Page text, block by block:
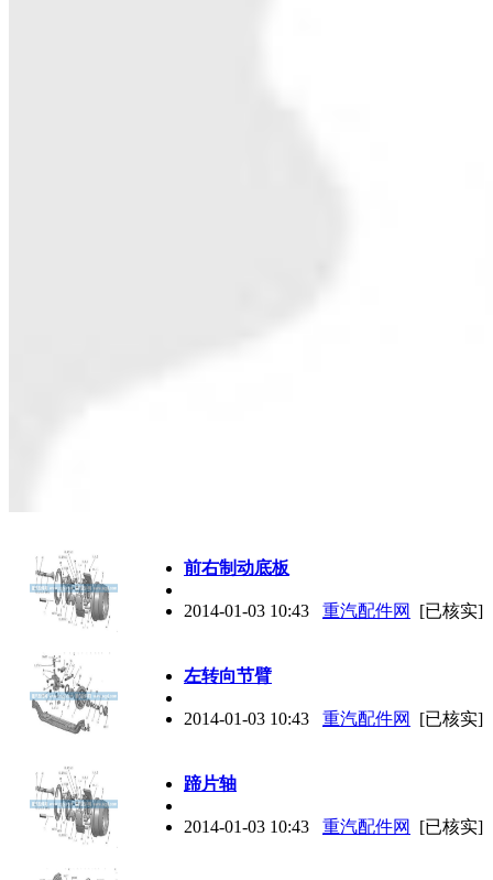
前右制动底板
2014-01-03 10:43 重汽配件网 [已核实]
左转向节臂
2014-01-03 10:43 重汽配件网 [已核实]
蹄片轴
2014-01-03 10:43 重汽配件网 [已核实]